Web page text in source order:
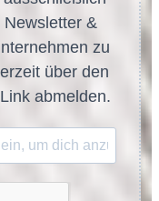
&
zu
über den
abmelden.